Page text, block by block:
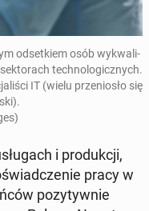
odsetkiem osób wyk­wal­i­
tech­no­log­icznych.
IT (wielu przeniosło się
i pro­dukcji,
pracy w
pozy­ty­wnie